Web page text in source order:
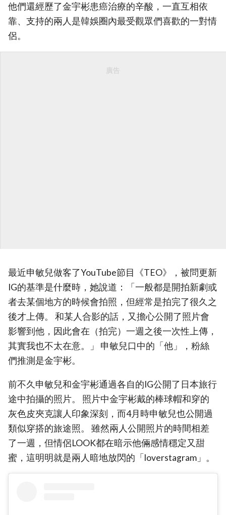
他們還經歷了金宇彬患癌治療的辛酸，一直互相依
靠、支持的兩人是韓娛圈內最受觀眾們喜歡的一對情
侶。
廣告
最近申敏兒做客了YouTube節目《TEO》，被問更新
IG的基準是什麼時，她說道：「一般都是開拍新劇或
者去某個地方的時候會拍照，但經常是拍完了很久之
後才上傳。 和某人合影的話，又擔心公開了照片會
影響到他，因此會在（拍完）一週之後一次性上傳，
其實我也不太在意。」 申敏兒口中的「他」，粉絲
們推測是金宇彬。
前不久申敏兒和金宇彬通過各自的IG公開了日本旅行
途中拍攝的照片。 照片中金宇彬戴的棒球帽和穿的
灰色皮夾克讓人印象深刻，而4月時申敏兒也公開過
類似穿搭的旅途照。 雖然兩人公開照片的時間相差
了一週，但情侶LOOK都在暗示他倆感情穩定又甜
蜜，這明明就是兩人暗地放閃的「loverstagram」。